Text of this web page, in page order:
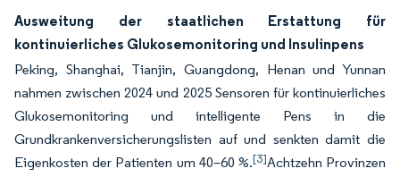
Ausweitung der staatlichen Erstattung für
kontinuierliches Glukosemonitoring und Insulinpens
Peking, Shanghai, Tianjin, Guangdong, Henan und Yunnan
nahmen zwischen 2024 und 2025 Sensoren für kontinuierliches
Glukosemonitoring und intelligente Pens in die
Grundkrankenversicherungslisten auf und senkten damit die
Eigenkosten der Patienten um 40–60 %.[3]Achtzehn Provinzen